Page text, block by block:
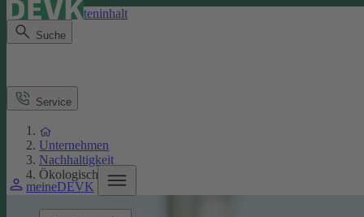
Direkt zum Seiteninhalt
Suche
meineDEVK
Service
Unternehmen
Nachhaltigkeit
Ökologisches